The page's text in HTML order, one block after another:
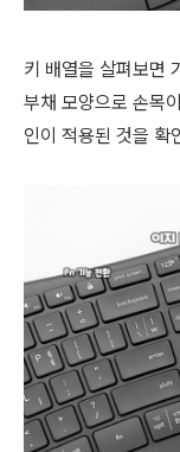
키 배열을 살펴보면
부채 모양으로 손목
인이 적용된 것을 확